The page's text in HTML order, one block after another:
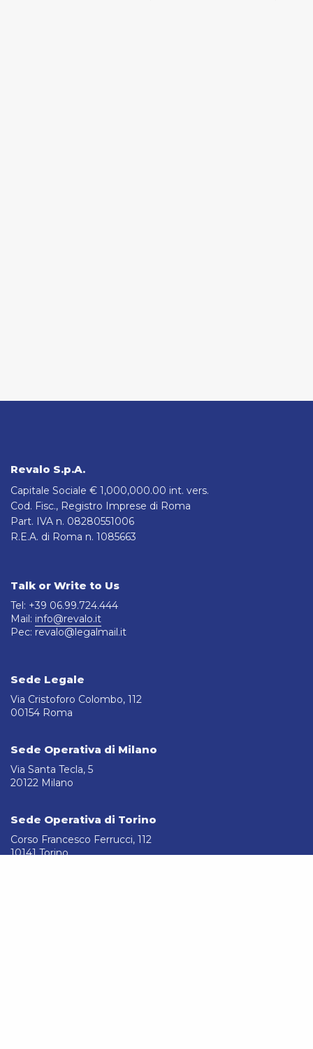
Revalo S.p.A.
Capitale Sociale € 1,000,000.00 int. vers.
Cod. Fisc., Registro Imprese di Roma
Part. IVA n. 08280551006
R.E.A. di Roma n. 1085663
Talk or Write to Us
Tel: +39 06.99.724.444
Mail: info@revalo.it
Pec: revalo@legalmail.it
Sede Legale
Via Cristoforo Colombo, 112
00154 Roma
Sede Operativa di Milano
Via Santa Tecla, 5
20122 Milano
Sede Operativa di Torino
Corso Francesco Ferrucci, 112
10141 Torino